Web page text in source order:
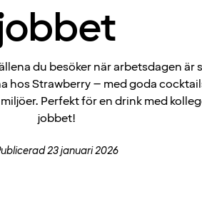
du besöker när arbetsdagen är
hos Strawberry – med goda
Perfekt för en drink med
jobbet!
23 januari 2026